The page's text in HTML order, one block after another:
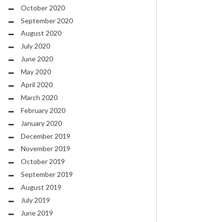
October 2020
September 2020
August 2020
July 2020
June 2020
May 2020
April 2020
March 2020
February 2020
January 2020
December 2019
November 2019
October 2019
September 2019
August 2019
July 2019
June 2019